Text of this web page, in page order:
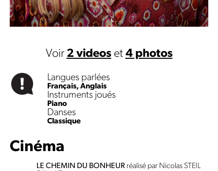
Voir 2 videoset 4 photos
Langues parlées
Français, Anglais
Instruments joués
Piano
Danses
Classique
Cinéma
LE CHEMIN DU BONHEUR réalisé par Nicolas STEIL